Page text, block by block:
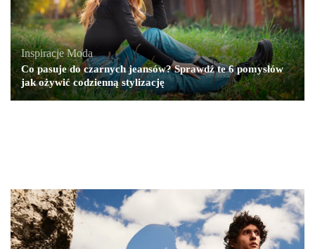
Inspiracje,Moda
Co pasuje do czarnych jeansów? Sprawdź te 6 pomysłów
jak ożywić codzienną stylizację